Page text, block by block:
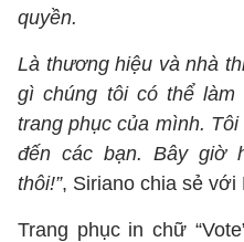
quyền.
Là thương hiệu và nhà
gì chúng tôi có thể
trang phục của mình.
đến các bạn. Bây giờ
thôi!”, Siriano chia sẻ với
Trang phục in chữ